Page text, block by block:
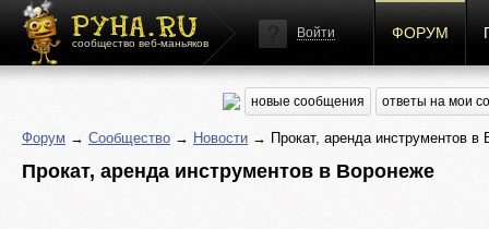
сообщество веб-маньяков
Войти ФОРУМ
новые сообщения ответы на мои
Форум → Сообщество → Новости → Прокат, аренда инструментов в
Прокат, аренда инструментов в Воронеже